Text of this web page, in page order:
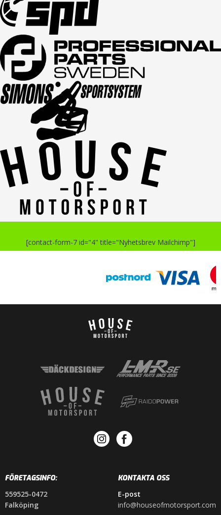
[contact-form-7 id="4" title="Nyhetsbrev Mailchimp"]
FÖRETAGSINFO:
559525-0472
Falköping
KONTAKTA OSS
E-post
info@houseofmotorsport.com